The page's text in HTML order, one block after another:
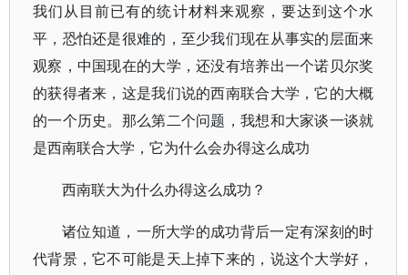
我们从目前已有的统计材料来观察，要达到这个水
平，恐怕还是很难的，至少我们现在从事实的层面来
观察，中国现在的大学，还没有培养出一个诺贝尔奖
的获得者来，这是我们说的西南联合大学，它的大概
的一个历史。那么第二个问题，我想和大家谈一谈就
是西南联合大学，它为什么会办得这么成功
西南联大为什么办得这么成功？
诸位知道，一所大学的成功背后一定有深刻的时
代背景，它不可能是天上掉下来的，说这个大学好，